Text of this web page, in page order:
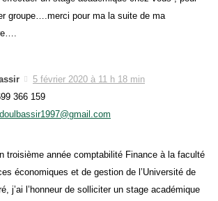
groupe….merci pour ma la suite de ma
5 février 2020 à 11 h 18 min
366 159
troisième année comptabilité Finance à la faculté
économiques et de gestion de l’Université de
j’ai l’honneur de solliciter un stage académique